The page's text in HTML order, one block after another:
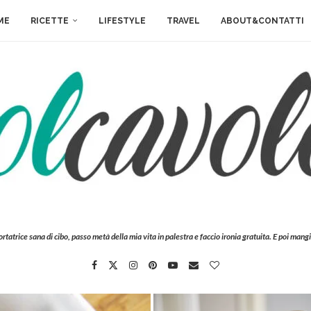
RICETTE LIFESTYLE TRAVEL ABOUT&CONTATTI
sana di cibo, passo metà della mia vita in palestra e faccio ironia gratuita. E poi